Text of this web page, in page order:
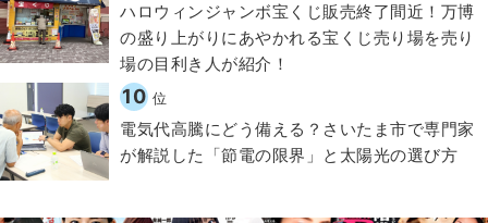
ハロウィンジャンボ宝くじ販売終了間近！万博
の盛り上がりにあやかれる宝くじ売り場を売り
場の目利き人が紹介！
10 位
電気代高騰にどう備える？さいたま市で専門家
が解説した「節電の限界」と太陽光の選び方